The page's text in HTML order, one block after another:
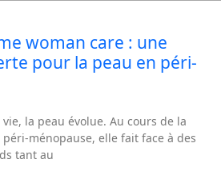
woman care : une
pour la peau en péri-
la peau évolue. Au cours de la
ménopause, elle fait face à des
tant au